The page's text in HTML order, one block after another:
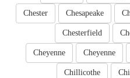
Chesapeake
Chester
Chesterfield
Cheyenne
Cheyenne
Chillicothe